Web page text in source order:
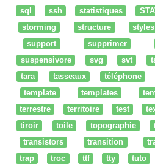
sql
ssh statistiques
storming
structure styles
support
supprimer
suspensivore
svg svt
tara
tasseaux téléphone
template
templates
terrestre
territoire test
tiroir
toile topographie
transistors
transition
trap
troc ttf tty tuto